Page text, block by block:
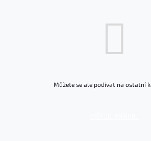
Můžete se ale podívat na ostatní